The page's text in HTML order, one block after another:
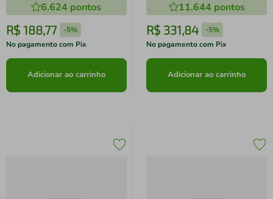
Restaurante Bar
6.624 pontos
R$ 188,77 -5%
No pagamento com Pix
Adicionar ao carrinho
Branco 15cm Servir
11.644 pontos
R$ 331,84 -5%
No pagamento com Pix
Adicionar ao carrinho